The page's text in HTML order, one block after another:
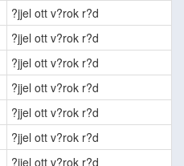
?jjel ott v?rok r?d
?jjel ott v?rok r?d
?jjel ott v?rok r?d
?jjel ott v?rok r?d
?jjel ott v?rok r?d
?jjel ott v?rok r?d
?jjel ott v?rok r?d